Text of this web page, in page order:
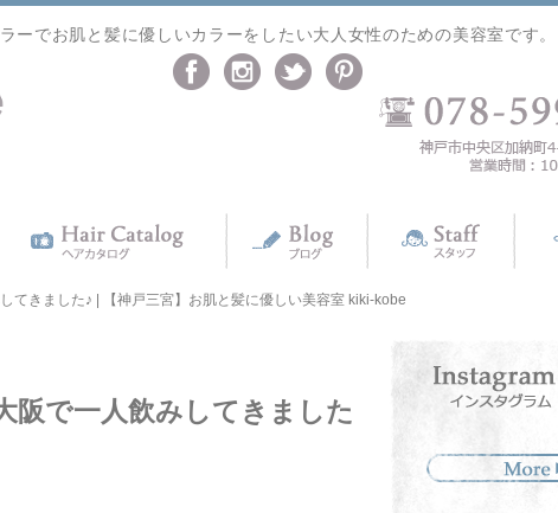
でお肌と髪に優しいカラーをしたい大人女性のための美容室です。
てきました♪ | 【神戸三宮】お肌と髪に優しい美容室 kiki-kobe
阪で一人飲みしてきました